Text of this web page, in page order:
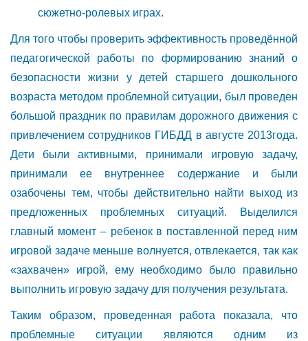
сюжетно-ролевых играх.
Для того чтобы проверить эффективность проведённой
педагогической работы по формированию знаний о
безопасности жизни у детей старшего дошкольного
возраста методом проблемной ситуации, был проведен
большой праздник по правилам дорожного движения с
привлечением сотрудников ГИБДД в августе 2013года.
Дети были активными, принимали игровую задачу,
принимали ее внутреннее содержание и были
озабочены тем, чтобы действительно найти выход из
предложенных проблемных ситуаций. Выделился
главный момент – ребенок в поставленной перед ним
игровой задаче меньше волнуется, отвлекается, так как
«захвачен» игрой, ему необходимо было правильно
выполнить игровую задачу для получения результата.
Таким образом, проведенная работа показала, что
проблемные ситуации являются одним из